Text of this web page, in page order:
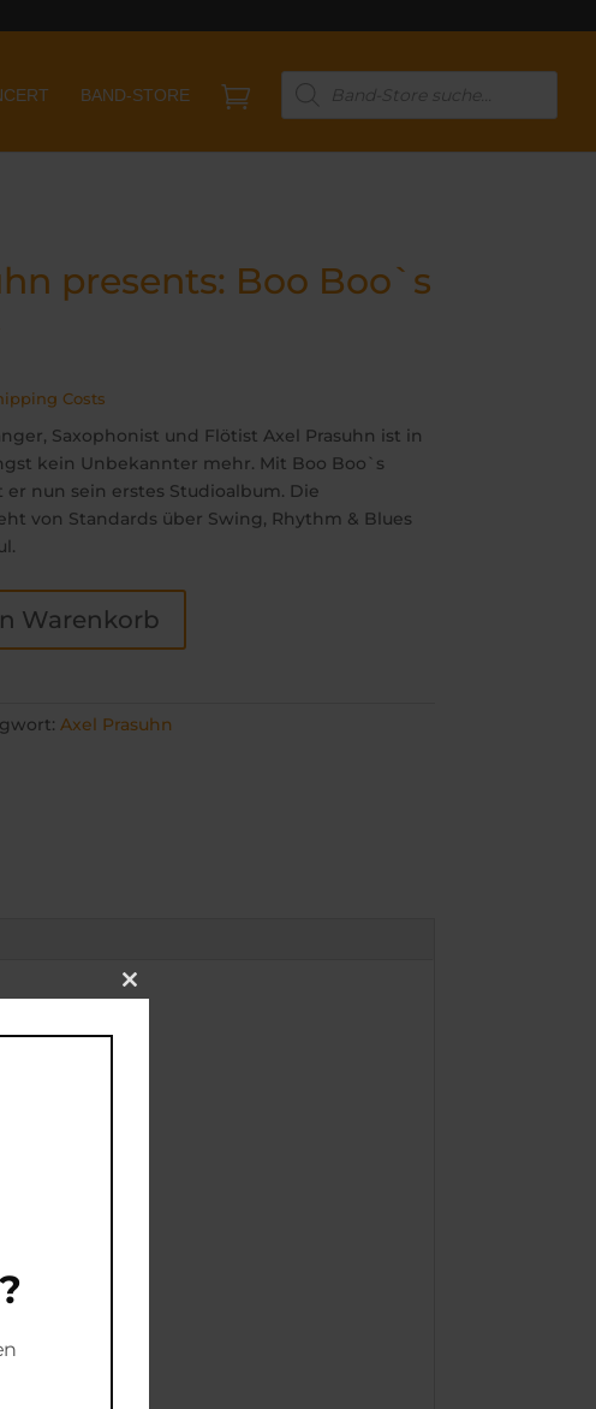
BAND-STORE 
Products
search
presents: Boo Boo`s
Costs
Saxophonist und Flötist Axel Prasuhn ist in
kein Unbekannter mehr. Mit Boo Boo`s
er nun sein erstes Studioalbum. Die
von Standards über Swing, Rhythm & Blues
Warenkorb
Axel Prasuhn
Close